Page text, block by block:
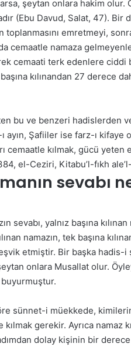
şeytan onlara hakim
(Ebu Davud, Salat, 47). Bir
emretmeyi,
cemaatle namaza
cemaati terk edenlere ciddi
başına kılınandan 27
bu ve benzeri hadislerden
ayın, Şafiiler ise farz-ı
cemaatle kılmak, gücü
el-Ceziri, Kitabu’l-fıkh
sevabı
sevabı, yalnız başına
namazın, tek başına
etmiştir. Bir başka
onlara Musallat olur.
sünnet-i müekkede,
gerekir. Ayrıca
dolay kişinin bir